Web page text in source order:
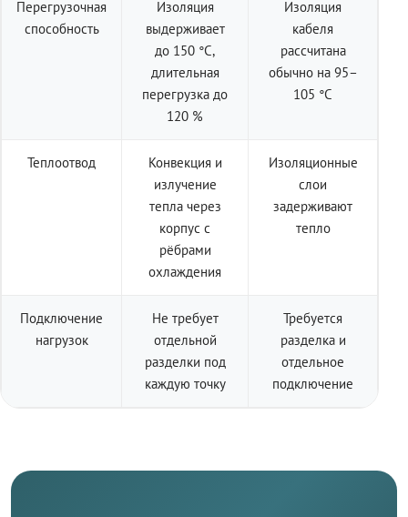
Перегрузочная
способность
Изоляция
выдерживает
до 150 °C,
длительная
перегрузка до
120 %
Изоляция
кабеля
рассчитана
обычно на 95–
105 °C
Теплоотвод
Конвекция и
излучение
тепла через
корпус с
рёбрами
охлаждения
Изоляционные
слои
задерживают
тепло
Подключение
нагрузок
Не требует
отдельной
разделки под
каждую точку
Требуется
разделка и
отдельное
подключение